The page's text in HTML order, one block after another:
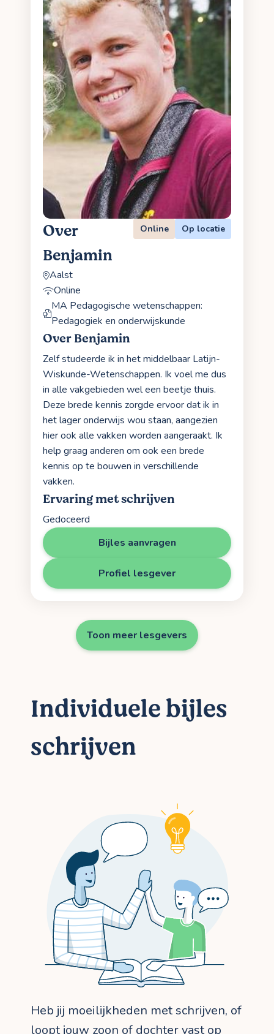
Over
Benjamin
Online Op locatie
Aalst
Online
MA Pedagogische wetenschappen:
Pedagogiek en onderwijskunde
Over Benjamin
Zelf studeerde ik in het middelbaar Latijn-
Wiskunde-Wetenschappen. Ik voel me dus
in alle vakgebieden wel een beetje thuis.
Deze brede kennis zorgde ervoor dat ik in
het lager onderwijs wou staan, aangezien
hier ook alle vakken worden aangeraakt. Ik
help graag anderen om ook een brede
kennis op te bouwen in verschillende
vakken.
Ervaring met schrijven
Gedoceerd
Bijles aanvragen
Profiel lesgever
Toon meer lesgevers
Individuele bijles
schrijven
Heb jij moeilijkheden met schrijven, of
loopt jouw zoon of dochter vast op